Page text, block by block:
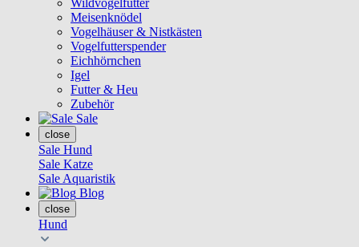
Wildvogelfutter
Meisenknödel
Vogelhäuser & Nistkästen
Vogelfutterspender
Eichhörnchen
Igel
Futter & Heu
Zubehör
Sale
close
Sale Hund
Sale Katze
Sale Aquaristik
Blog
close
Hund